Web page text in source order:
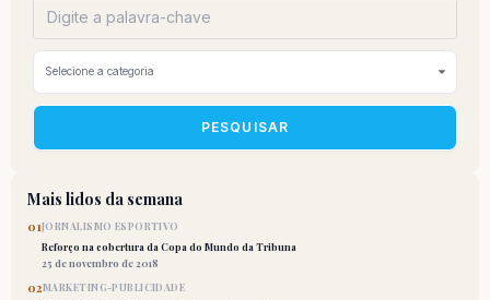
PESQUISAR
Mais lidos da semana
01JORNALISMO ESPORTIVO
Reforço na cobertura da Copa do Mundo da Tribuna
25 de novembro de 2018
02MARKETING-PUBLICIDADE